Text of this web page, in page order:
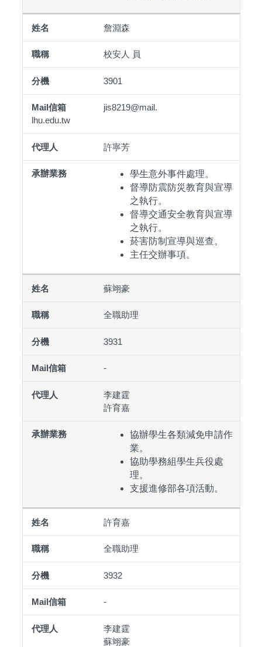
詹淵森
校安人 員
3901
jis8219@mail.
lhu.edu.tw
許寧芳
學生意外事件處理。
督導防震防災教育與宣導
之執行。
督導交通安全教育與宣導
之執行。
菸害防制宣導與巡查。
主任交辦事項。
蘇翊豪
全職助理
3931
-
李建霆
許育嘉
協辦學生各類減免申請作
業。
協助學務組學生兵役處
理。
支援進修部各項活動。
許育嘉
全職助理
3932
-
李建霆
蘇翊豪